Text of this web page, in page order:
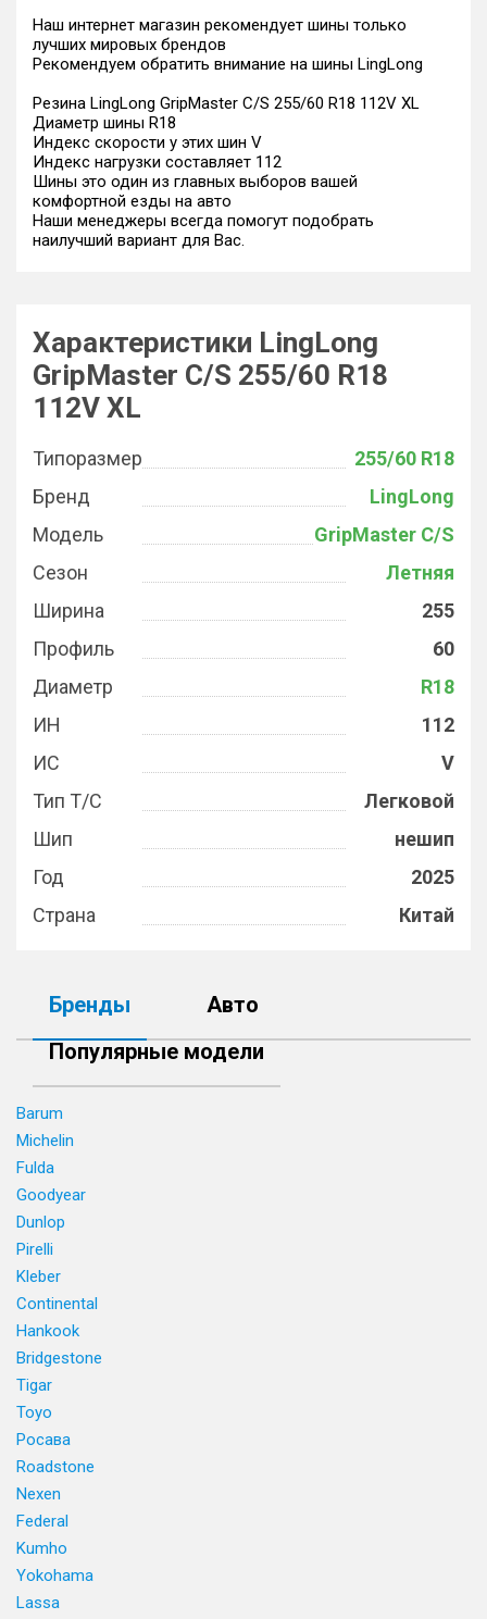
Наш интернет магазин рекомендует шины только
лучших мировых брендов
Рекомендуем обратить внимание на шины LingLong
Резина LingLong GripMaster C/S 255/60 R18 112V XL
Диаметр шины R18
Индекс скорости у этих шин V
Индекс нагрузки составляет 112
Шины это один из главных выборов вашей
комфортной езды на авто
Наши менеджеры всегда помогут подобрать
наилучший вариант для Вас.
Характеристики LingLong
GripMaster C/S 255/60 R18
112V XL
Типоразмер
255/60 R18
Бренд
LingLong
Модель
GripMaster C/S
Сезон
Летняя
Ширина
255
Профиль
60
Диаметр
R18
ИН
112
ИС
V
Тип Т/С
Легковой
Шип
нешип
Год
2025
Страна
Китай
Бренды
Авто
Популярные модели
Barum
Michelin
Fulda
Goodyear
Dunlop
Pirelli
Kleber
Continental
Hankook
Bridgestone
Tigar
Toyo
Росава
Roadstone
Nexen
Federal
Kumho
Yokohama
Lassa